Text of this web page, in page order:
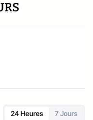
24 Heures 7 Jours